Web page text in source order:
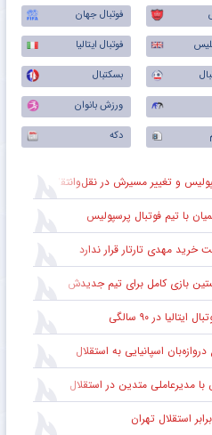
فوتبال جهان
فوتبال ایتالیا
بسکتبال
ورزش بانوان
دکه
و تغییر مسیرش در نقل‌وانتقالات
با تیم فوتبال پرسپولیس
مهدی تارتار قرار ندارد
بازی کامل برای تیم جدیدش
در ۹۰ سالگی
اسپانیایی به استقلال
مدیرعاملی متدین در استقلال
استقلال تهران